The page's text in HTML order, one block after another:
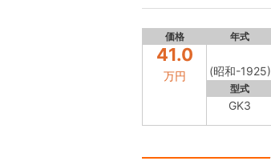
価格 年式
41.0
万円 (昭和-1925)
型式
GK3